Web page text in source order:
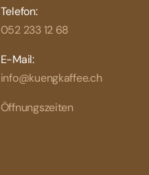
Telefon:
052 233 12 68
E-Mail:
info@kuengkaffee.ch
Öffnungszeiten